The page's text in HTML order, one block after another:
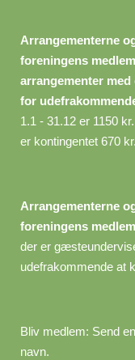
Arrangementerne
foreningens
arrangementer
for
1.1 - 31.12 er 1150
er kontingentet 670 kr.
Arrangementerne
foreningens
der er
udefrakommende at
Bliv medlem: Send
navn.